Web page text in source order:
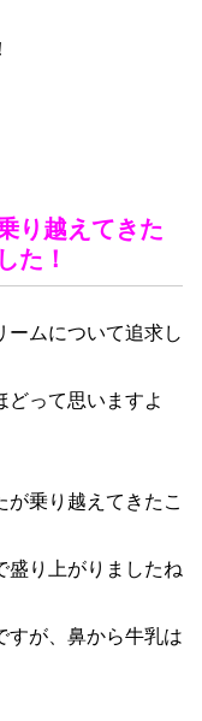
り越えてきた
た！
ムについて追求し
って思いますよ
乗り越えてきたこ
盛り上がりましたね
すが、鼻から牛乳は